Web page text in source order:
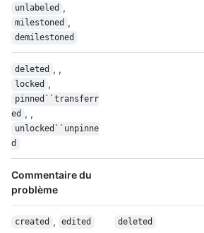
unlabeled ,
milestoned ,
demilestoned
deleted , ,
locked ,
pinned``transferr
ed , ,
unlocked``unpinne
d
Commentaire du
problème
created , edited deleted